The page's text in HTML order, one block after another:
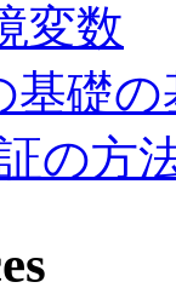
変数
基礎の
の方